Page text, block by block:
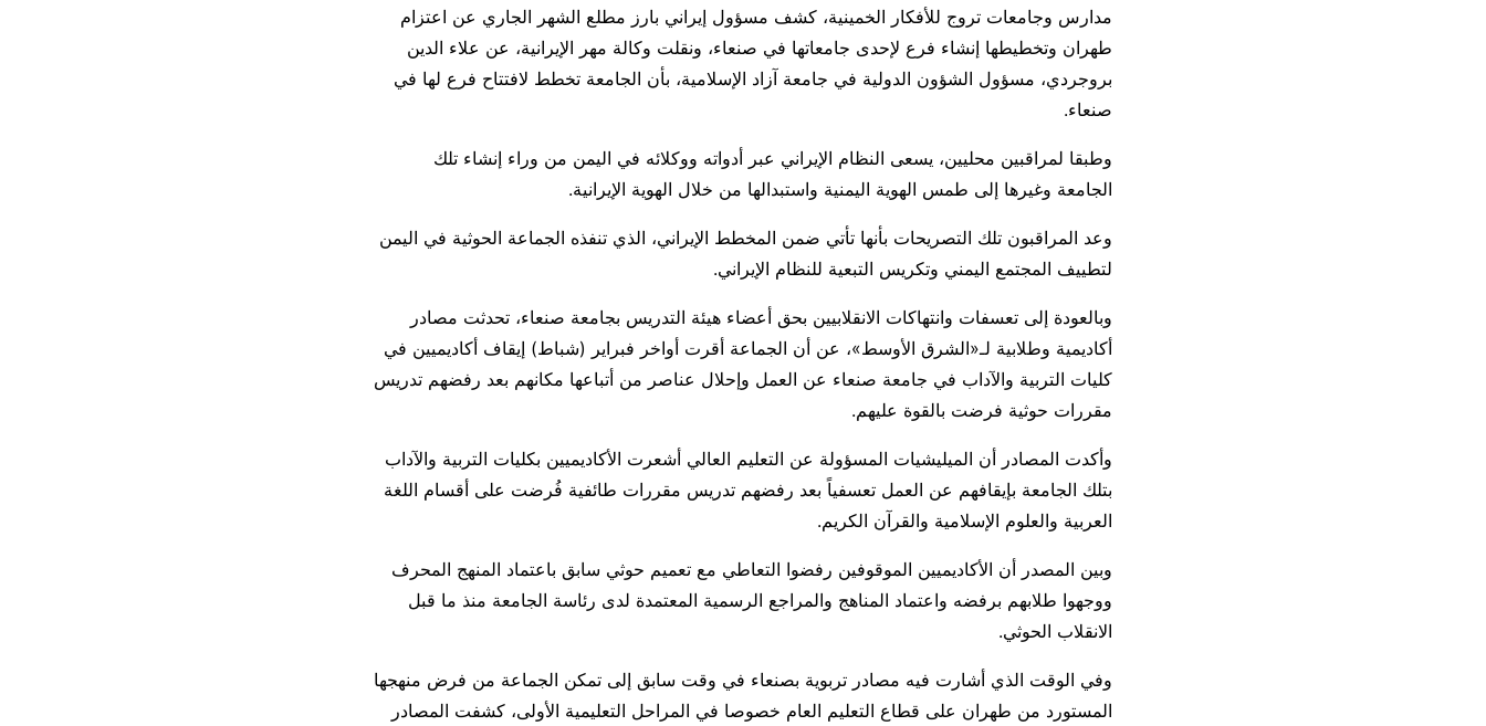
مدارس وجامعات تروج للأفكار الخمينية، كشف مسؤول إيراني بارز مطلع الشهر الجاري عن اعتزام
طهران وتخطيطها إنشاء فرع لإحدى جامعاتها في صنعاء، ونقلت وكالة مهر الإيرانية، عن علاء الدين
بروجردي، مسؤول الشؤون الدولية في جامعة آزاد الإسلامیة، بأن الجامعة تخطط لافتتاح فرع لها في
صنعاء.
وطبقا لمراقبين محليين، يسعى النظام الإيراني عبر أدواته ووكلائه في اليمن من وراء إنشاء تلك
الجامعة وغيرها إلى طمس الهوية اليمنية واستبدالها من خلال الهوية الإيرانية.
وعد المراقبون تلك التصريحات بأنها تأتي ضمن المخطط الإيراني، الذي تنفذه الجماعة الحوثية في اليمن
لتطييف المجتمع اليمني وتكريس التبعية للنظام الإيراني.
وبالعودة إلى تعسفات وانتهاكات الانقلابيين بحق أعضاء هيئة التدريس بجامعة صنعاء، تحدثت مصادر
أكاديمية وطلابية لـ«الشرق الأوسط»، عن أن الجماعة أقرت أواخر فبراير (شباط) إيقاف أكاديميين في
كليات التربية والآداب في جامعة صنعاء عن العمل وإحلال عناصر من أتباعها مكانهم بعد رفضهم تدريس
مقررات حوثية فرضت بالقوة عليهم.
وأكدت المصادر أن الميليشيات المسؤولة عن التعليم العالي أشعرت الأكاديميين بكليات التربية والآداب
بتلك الجامعة بإيقافهم عن العمل تعسفياً بعد رفضهم تدريس مقررات طائفية فُرضت على أقسام اللغة
العربية والعلوم الإسلامية والقرآن الكريم.
وبين المصدر أن الأكاديميين الموقوفين رفضوا التعاطي مع تعميم حوثي سابق باعتماد المنهج المحرف
ووجهوا طلابهم برفضه واعتماد المناهج والمراجع الرسمية المعتمدة لدى رئاسة الجامعة منذ ما قبل
الانقلاب الحوثي.
وفي الوقت الذي أشارت فيه مصادر تربوية بصنعاء في وقت سابق إلى تمكن الجماعة من فرض منهجها
المستورد من طهران على قطاع التعليم العام خصوصا في المراحل التعليمية الأولى، كشفت المصادر